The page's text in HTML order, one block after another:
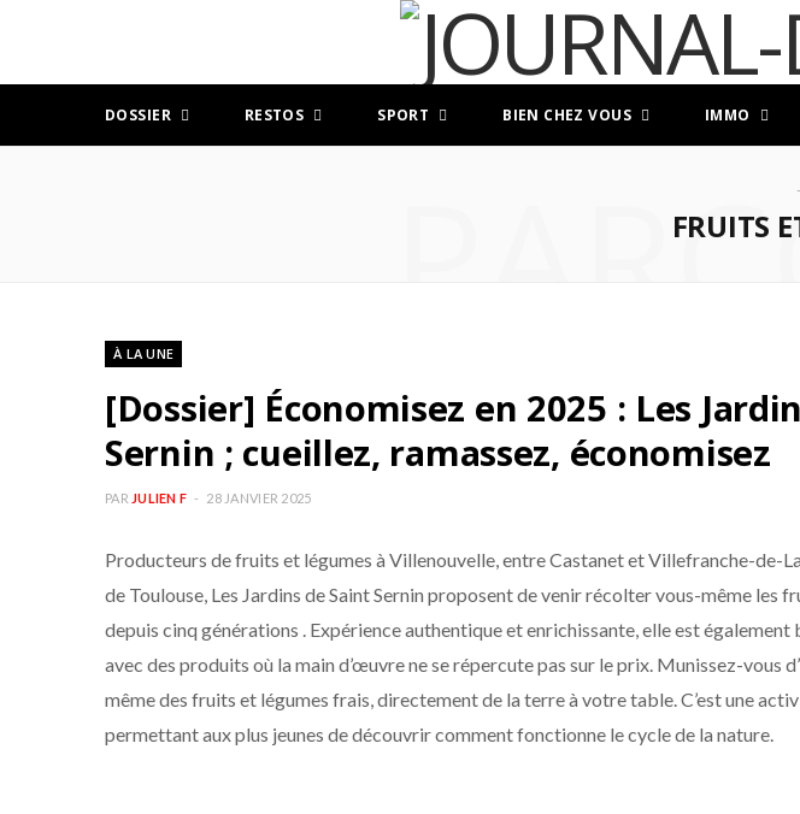
DOSSIER RESTOS SPORT BIEN CHEZ VOUS IMMO
FRUITS
À LA UNE
[Dossier] Économisez en 2025 : Les
Sernin ; cueillez, ramassez, économisez
PAR JULIEN F 28 JANVIER 2025
Producteurs de fruits et légumes à Villenouvelle, entre Castanet et Villefranche-de-
de Toulouse, Les Jardins de Saint Sernin proposent de venir récolter vous-même les
depuis cinq générations . Expérience authentique et enrichissante, elle est également
avec des produits où la main d’œuvre ne se répercute pas sur le prix. Munissez-vous
même des fruits et légumes frais, directement de la terre à votre table. C’est une
permettant aux plus jeunes de découvrir comment fonctionne le cycle de la nature.